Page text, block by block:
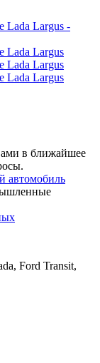
в ближайшее
автомобиль
Ford Transit,